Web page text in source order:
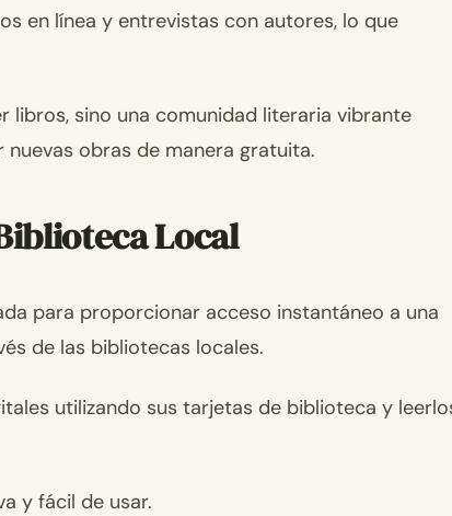
en línea y entrevistas con autores, lo que
libros, sino una comunidad literaria vibrante
obras de manera gratuita.
Local
para proporcionar acceso instantáneo a una
de las bibliotecas locales.
utilizando sus tarjetas de biblioteca y
y fácil de usar.